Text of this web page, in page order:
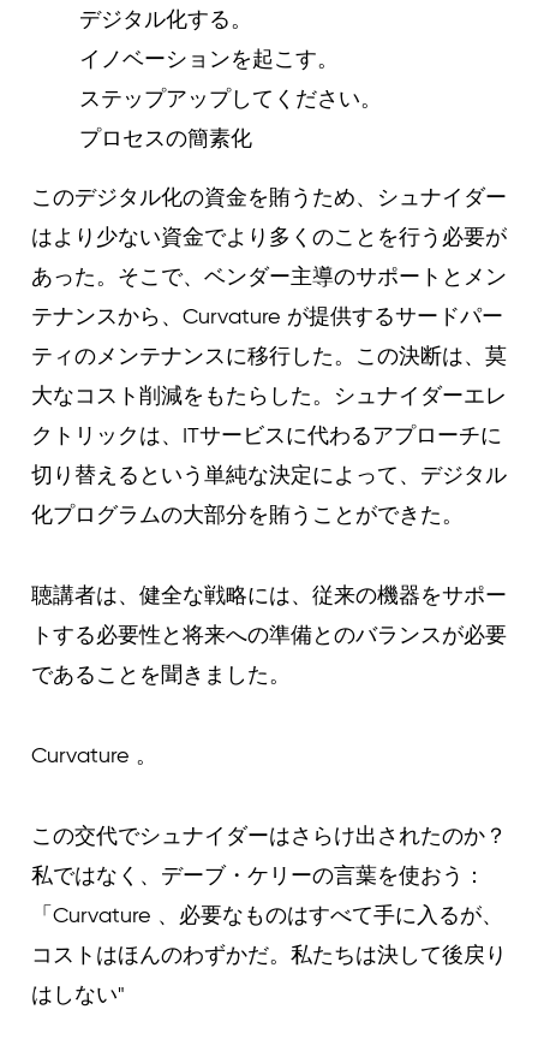
デジタル化する。
イノベーションを起こす。
ステップアップしてください。
プロセスの簡素化
このデジタル化の資金を賄うため、シュナイダー
はより少ない資金でより多くのことを行う必要が
あった。そこで、ベンダー主導のサポートとメン
テナンスから、Curvature が提供するサードパー
ティのメンテナンスに移行した。この決断は、莫
大なコスト削減をもたらした。シュナイダーエレ
クトリックは、ITサービスに代わるアプローチに
切り替えるという単純な決定によって、デジタル
化プログラムの大部分を賄うことができた。
聴講者は、健全な戦略には、従来の機器をサポー
トする必要性と将来への準備とのバランスが必要
であることを聞きました。
Curvature 。
この交代でシュナイダーはさらけ出されたのか？
私ではなく、デーブ・ケリーの言葉を使おう：
「Curvature 、必要なものはすべて手に入るが、
コストはほんのわずかだ。私たちは決して後戻り
はしない"